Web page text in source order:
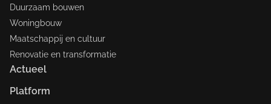
Duurzaam bouwen
Woningbouw
Maatschappij en cultuur
Renovatie en transformatie
Actueel
Platform